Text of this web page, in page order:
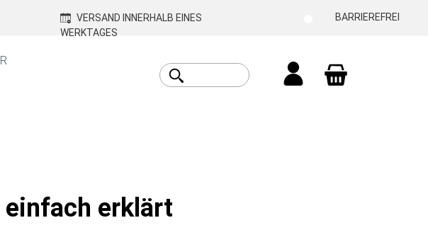
VERSAND INNERHALB EINES
WERKTAGES
BARRIEREFREI
einfach erklärt